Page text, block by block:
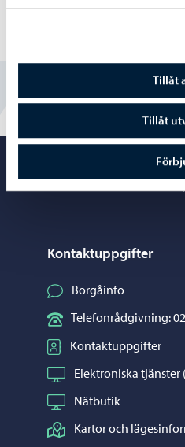
Tillåt
Tillåt
Kontaktuppgifter
Borgåinfo
Telefonrådgivning:
Kontaktuppgifter
Elektroniska tjänster
Nätbutik
Kartor och